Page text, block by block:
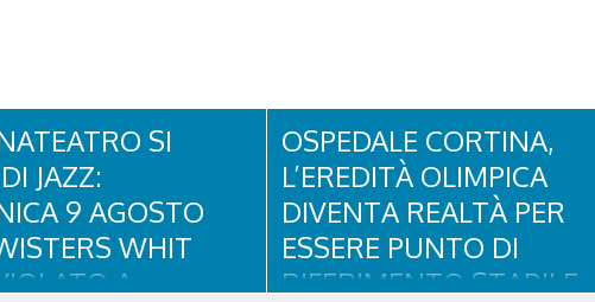
SI
JAZZ:
9 AGOSTO
WHIT
A
OSPEDALE CORTINA,
L’EREDITÀ OLIMPICA
DIVENTA REALTÀ PER
ESSERE PUNTO DI
RIFERIMENTO STABILE